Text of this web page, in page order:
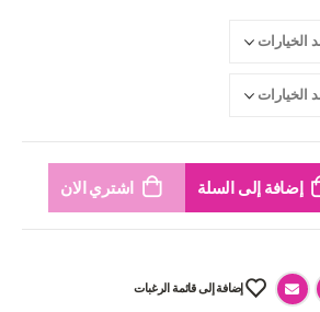
إضافة إلى السلة اشتري الان
إضافة إلى قائمة الرغبات